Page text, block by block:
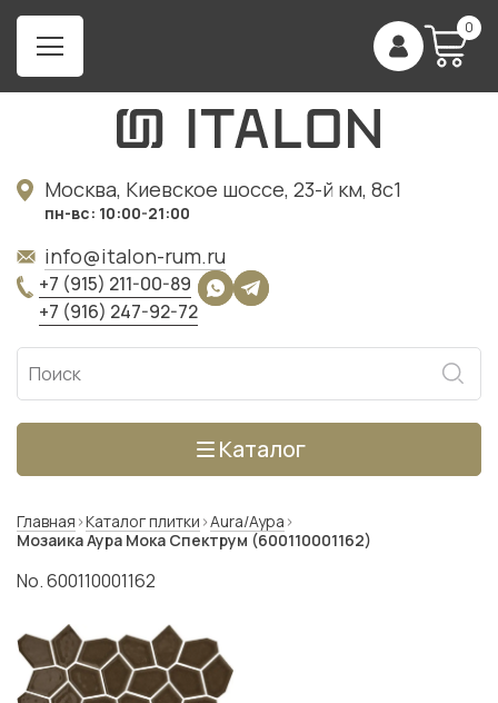
0
Москва, Киевское шоссе, 23-й км, 8с1
пн-вс: 10:00-21:00
info@italon-rum.ru
+7 (915) 211-00-89
+7 (916) 247-92-72
Каталог
Главная Каталог плитки Aura/Аура
Мозаика Аура Мока Спектрум (600110001162)
No. 600110001162